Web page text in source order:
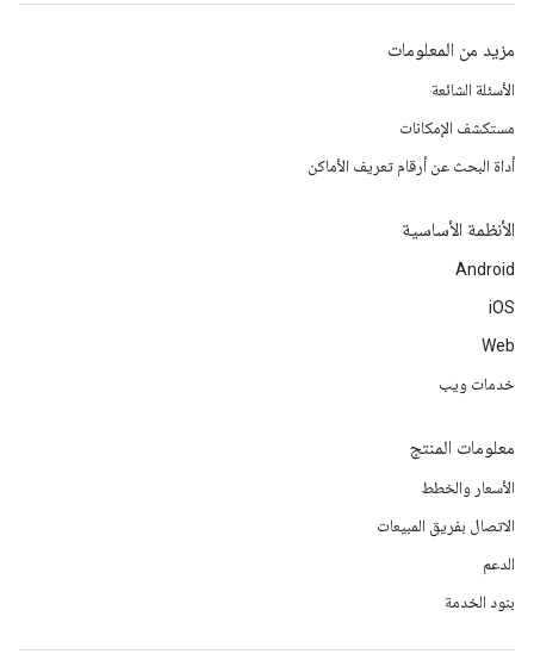
مزيد من المعلومات
الأسئلة الشائعة
مستكشف الإمكانات
أداة البحث عن أرقام تعريف الأماكن
الأنظمة الأساسية
Android
iOS
Web
خدمات ويب
معلومات المنتج
الأسعار والخطط
الاتصال بفريق المبيعات
الدعم
بنود الخدمة